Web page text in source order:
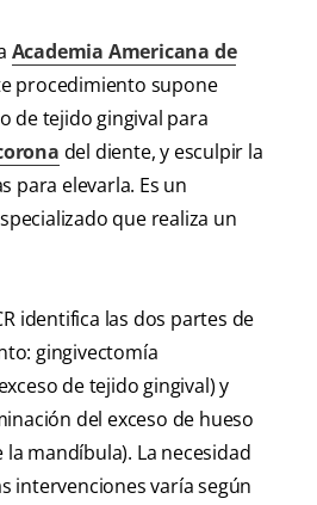
Academia Americana de
procedimiento supone
de tejido gingival para
del diente, y esculpir la
para elevarla. Es un
que realiza un
identifica las dos partes de
gingivectomía
de tejido gingival) y
del exceso de hueso
mandíbula). La necesidad
intervenciones varía según